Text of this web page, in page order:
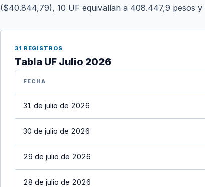
($40.844,79), 10 UF equivalían a 408.447,9 pesos
31 REGISTROS
Tabla UF Julio 2026
FECHA
31 de julio de 2026
30 de julio de 2026
29 de julio de 2026
28 de julio de 2026